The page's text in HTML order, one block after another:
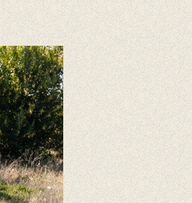
Caminho Histórico, Percursos Circulares,
Gravel, Voluntariado, Life Volunteer Escapes,
de curta duração